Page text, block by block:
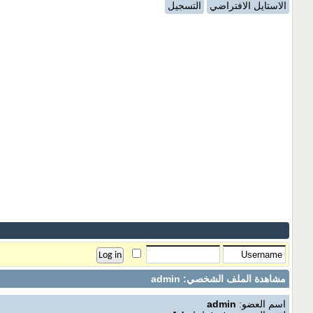
الاستايل الافتراضي
التسجيل
مشاهدة الملف الشخصي: admin
اسم العضو: admin